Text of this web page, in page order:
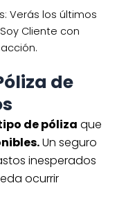
Verás los últimos
Cliente con
de
de póliza que
Un seguro
inesperados
ocurrir